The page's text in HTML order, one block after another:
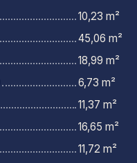
10,23 m²
45,06 m²
18,99 m²
6,73 m²
11,37 m²
16,65 m²
11,72 m²